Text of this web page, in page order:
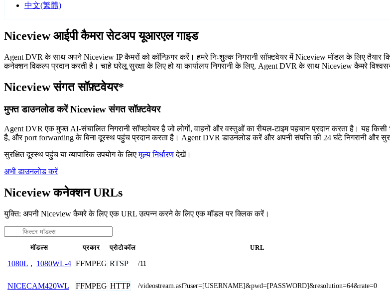
中文(繁體)
Niceview आईपी कैमरा सेटअप यूआरएल गाइड
Agent DVR के साथ अपने Niceview IP कैमरों को कॉन्फ़िगर करें। हमरे निःशुल्क निगरानी सॉफ़्टवेयर में Niceview मॉडल के लिए तैयार
कनेक्शन विकल्प प्रदान करती है। चाहे घरेलू सुरक्षा के लिए हो या कार्यालय निगरानी के लिए, Agent DVR के साथ Niceview कैमरे
Niceview संगत सॉफ़्टवेयर*
मुफ्त डाउनलोड करें Niceview संगत सॉफ़्टवेयर
Agent DVR एक मुफ्त AI-संचालित निगरानी सॉफ्टवेयर है जो लोगों, वाहनों और वस्तुओं का रीयल-टाइम पहचान प्रदान करता है। यह
है, और port forwarding के बिना दूरस्थ पहुंच प्रदान करता है। Agent DVR डाउनलोड करें और अपनी संपत्ति की 24 घंटे निगरानी और
सुरक्षित दूरस्थ पहुंच या व्यापारिक उपयोग के लिएमूल्य निर्धारणदेखें।
अभी डाउनलोड करें
Niceview कनेक्शन URLs
युक्ति: अपनी Niceview कैमरे के लिए एक URL उत्पन्न करने के लिए एक मॉडल पर क्लिक करें।
मॉडल्स प्रकार प्रोटोकॉल URL
1080L , 1080WL-4 FFMPEG RTSP /11
NICECAM420WL FFMPEG HTTP /videostream.asf?user=[USERNAME]&pwd=[PASSWORD]&resolution=64&rate=0